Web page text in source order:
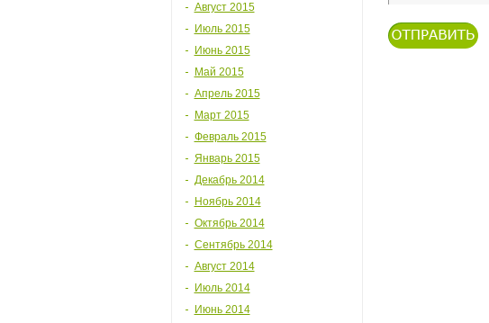
Август 2015
Июль 2015
Июнь 2015
Май 2015
Апрель 2015
Март 2015
Февраль 2015
Январь 2015
Декабрь 2014
Ноябрь 2014
Октябрь 2014
Сентябрь 2014
Август 2014
Июль 2014
Июнь 2014